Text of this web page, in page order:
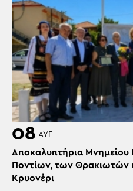
08 ΑΥΓ
Αποκαλυπτήρια Μνημείου
Ποντίων, των Θρακιωτών
Κρυονέρι